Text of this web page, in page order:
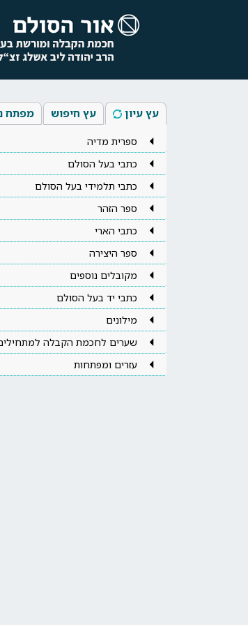
עץ עיון עץ חיפוש מפתח
ספרית מדיה
כתבי בעל הסולם
כתבי תלמידי בעל הסולם
ספר הזהר
כתבי הארי
ספר היצירה
מקובלים נוספים
כתבי יד בעל הסולם
מילונים
שערים לחכמת הקבלה
עזרים ומפתחות